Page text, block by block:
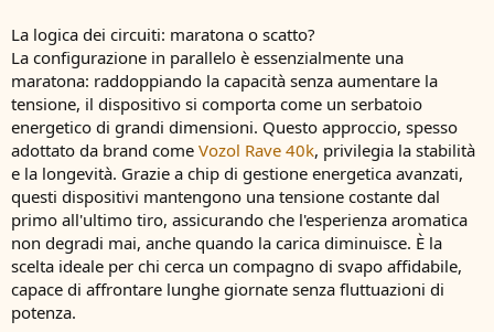
La logica dei circuiti: maratona o scatto?
La configurazione in parallelo è essenzialmente una
maratona: raddoppiando la capacità senza aumentare la
tensione, il dispositivo si comporta come un serbatoio
energetico di grandi dimensioni. Questo approccio, spesso
adottato da brand come Vozol Rave 40k, privilegia la stabilità
e la longevità. Grazie a chip di gestione energetica avanzati,
questi dispositivi mantengono una tensione costante dal
primo all'ultimo tiro, assicurando che l'esperienza aromatica
non degradi mai, anche quando la carica diminuisce. È la
scelta ideale per chi cerca un compagno di svapo affidabile,
capace di affrontare lunghe giornate senza fluttuazioni di
potenza.